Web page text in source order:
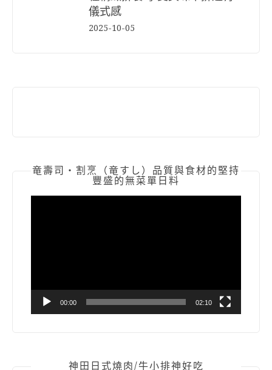
儀式感
2025-10-05
竜壽司‧割烹（竜すし）品質與食材的堅持
豐盛的無菜單日料
00:00 02:10
神田日式燒肉/牛小排神好吃